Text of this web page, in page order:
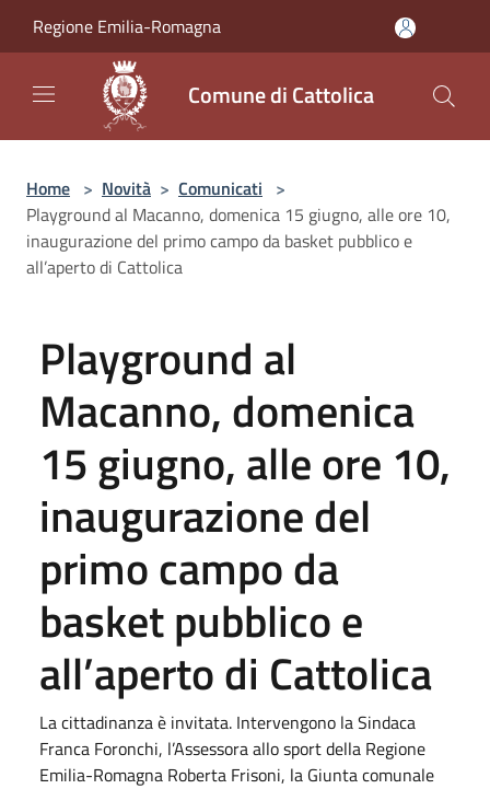
Regione Emilia-Romagna
Comune di Cattolica
Home > Novità > Comunicati >
Playground al Macanno, domenica 15 giugno, alle ore 10,
inaugurazione del primo campo da basket pubblico e
all’aperto di Cattolica
Playground al
Macanno, domenica
15 giugno, alle ore 10,
inaugurazione del
primo campo da
basket pubblico e
all’aperto di Cattolica
La cittadinanza è invitata. Intervengono la Sindaca
Franca Foronchi, l’Assessora allo sport della Regione
Emilia-Romagna Roberta Frisoni, la Giunta comunale